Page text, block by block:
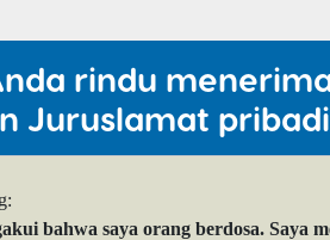
rindu
Juruslamat
bahwa saya orang berdosa. Saya